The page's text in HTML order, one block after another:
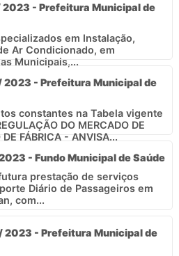
2023 - Prefeitura Municipal de
em Instalação,
Ar Condicionado, em
Municipais,...
2023 - Prefeitura Municipal de
constantes na Tabela vigente
DO MERCADO DE
FÁBRICA - ANVISA...
- Fundo Municipal de Saúde
prestação de serviços
Diário de Passageiros em
com...
2023 - Prefeitura Municipal de